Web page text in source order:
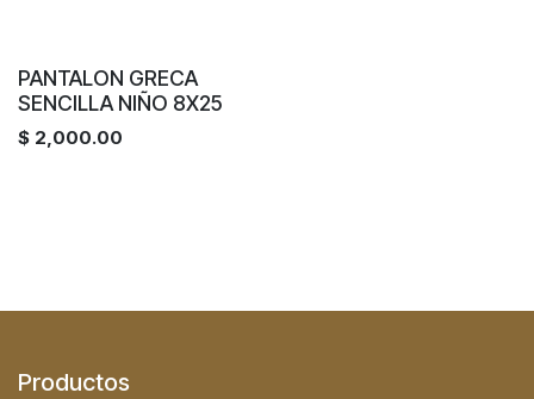
PANTALON GRECA
SENCILLA NIÑO 8X25
$ 2,000.00
Productos